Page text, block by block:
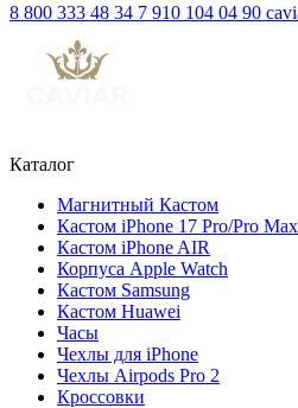
8 800 333 48 34 7 910 104 04 90
Каталог
Магнитный Кастом
Кастом iPhone 17 Pro/Pro Max
Кастом iPhone AIR
Корпуса Apple Watch
Кастом Samsung
Кастом Huawei
Часы
Чехлы для iPhone
Чехлы Airpods Pro 2
Кроссовки